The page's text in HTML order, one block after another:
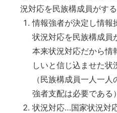
況対応を民族構成員がす
情報強者が決定し情報
状況対応を民族構成
本来状況対応だから情
しいと信じ込ませた状
（民族構成員一人一
強者支配は必要である
状況対応…国家状況対